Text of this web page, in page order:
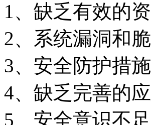
1、缺乏有效
2、系统漏洞
3、安全防护措
4、缺乏完善
5、安全意识不